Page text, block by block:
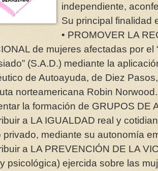
independiente,
Su principal finalidad
• PROMOVER LA
de mujeres afectadas por el
(S.A.D.) mediante la
de Autoayuda, de Diez
norteamericana Robin Norwood.
la formación de GRUPOS DE
a LA IGUALDAD real y
privado, mediante su autonomía
a LA PREVENCIÓN DE LA
psicológica) ejercida sobre las